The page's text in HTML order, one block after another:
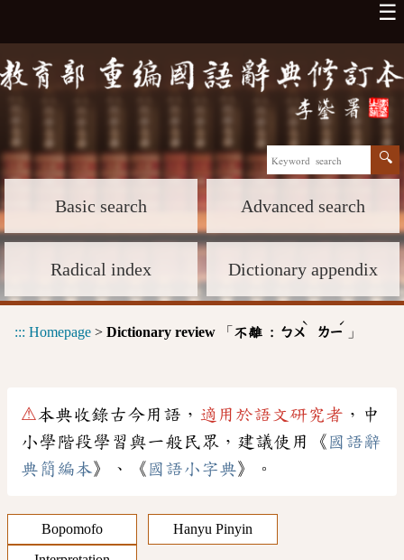
☰
Basic search Advanced search
Radical index Dictionary appendix
::: Homepage > Dictionary review 「 不離 : ㄅㄨ
ˋ
ㄌㄧ
ˊ
」
⚠本典收錄古今用語， 適用於語文研究者 ，中
小學階段學習與一般民眾，建議使用《 國語辭
典簡編本》、《 國語小字典》。
Bopomofo
Hanyu Pinyin